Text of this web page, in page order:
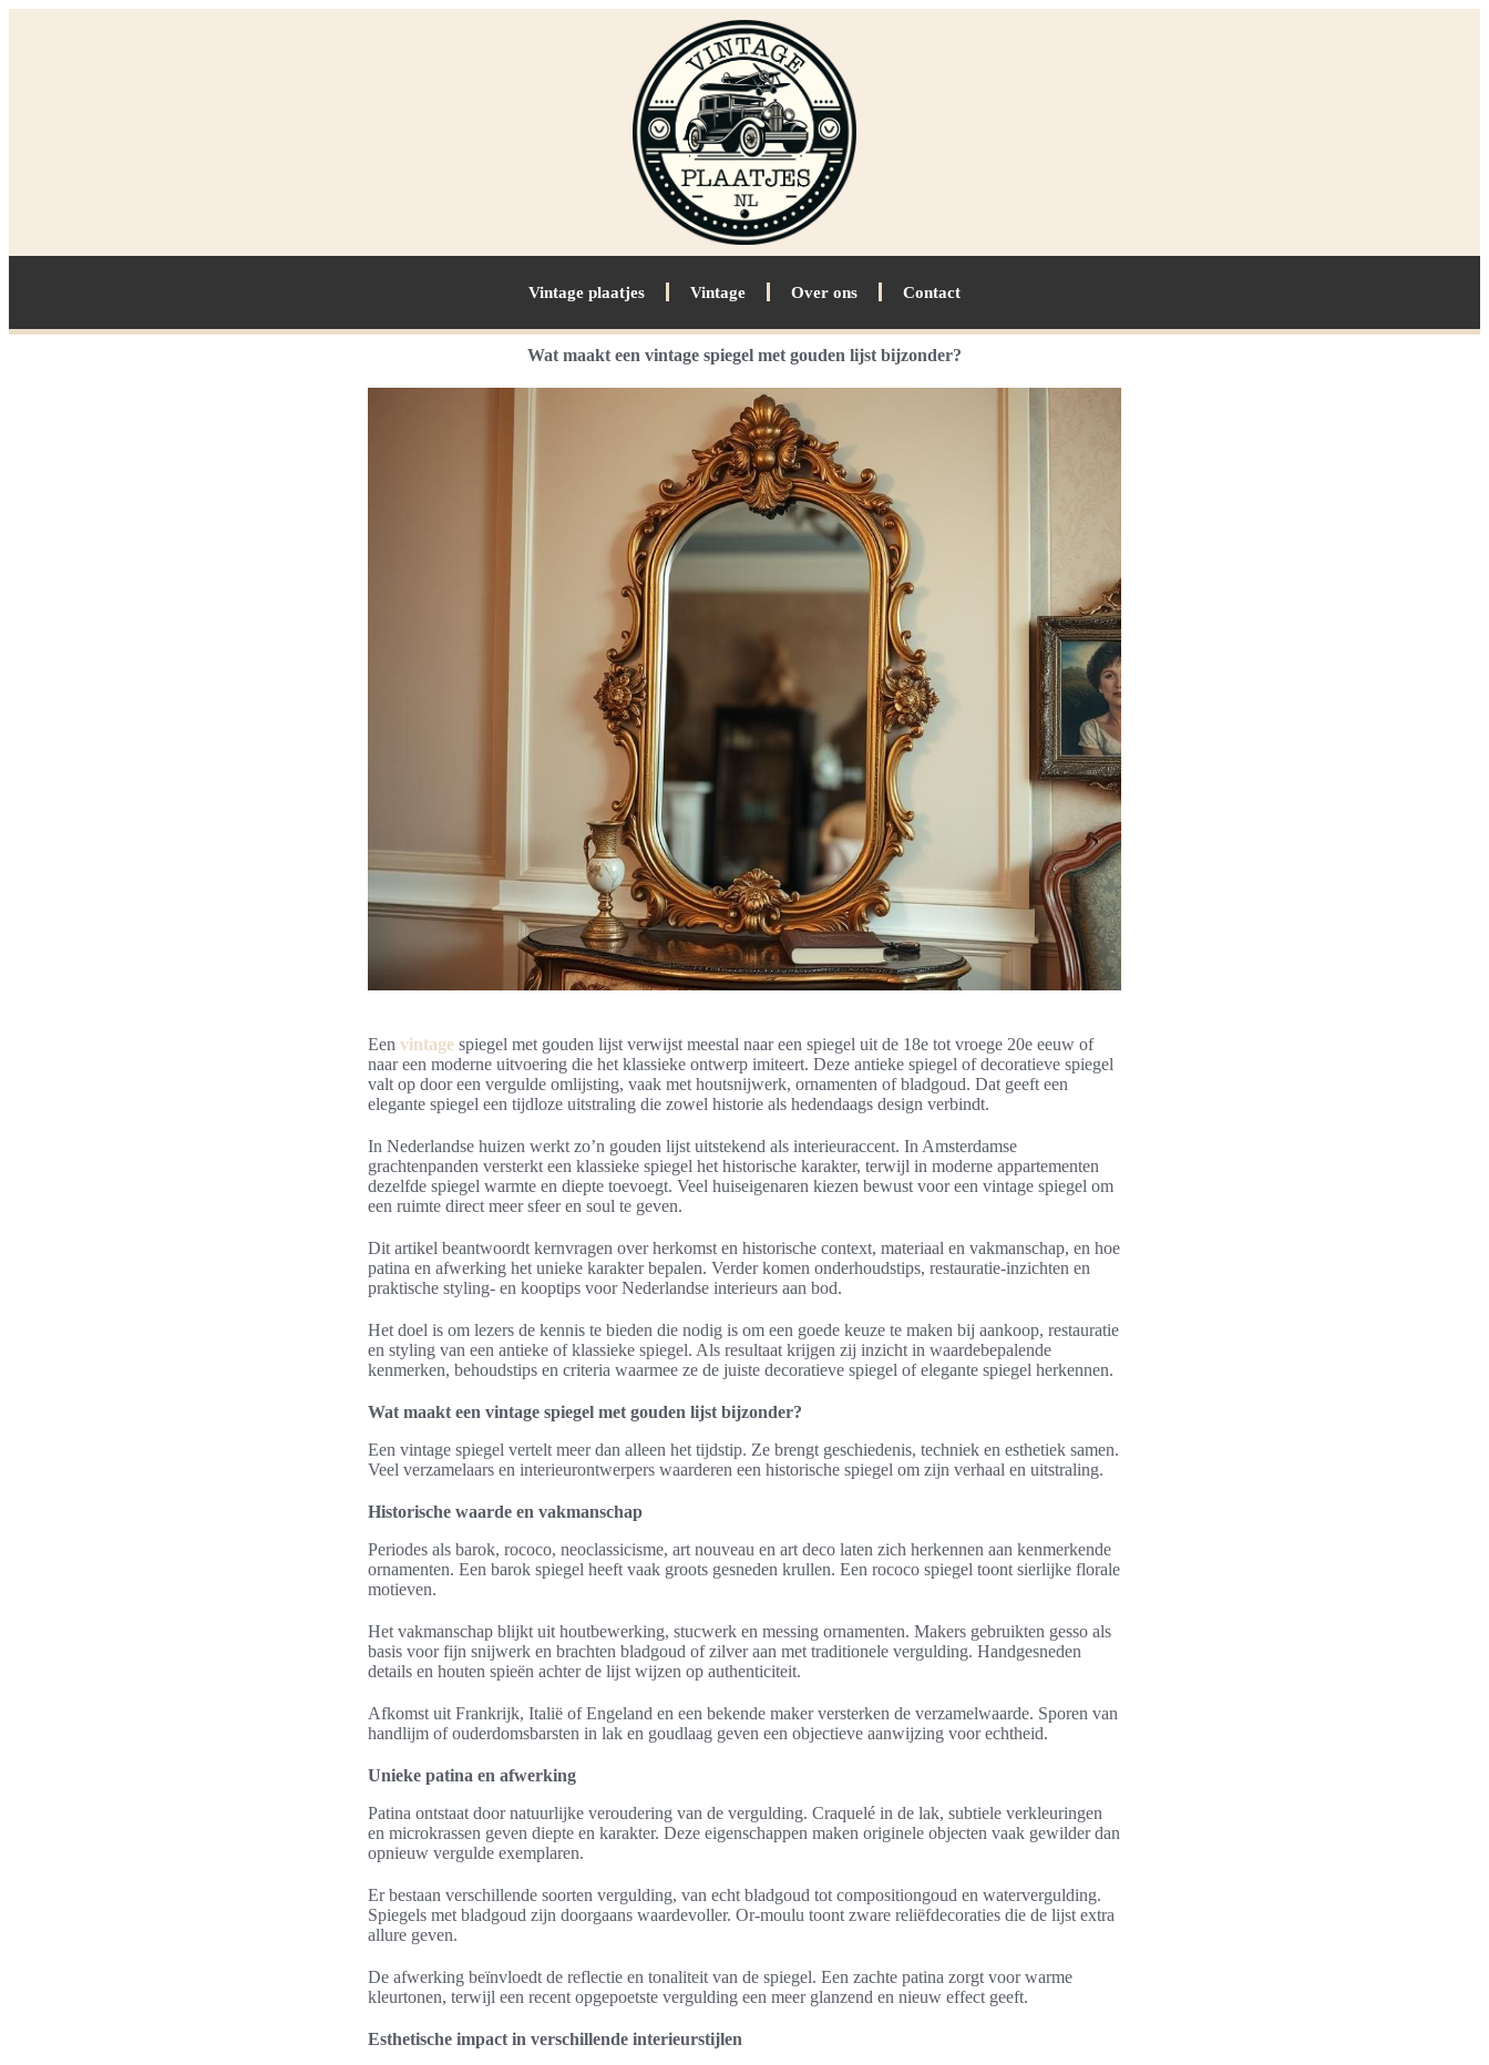
Vintage plaatjes Vintage Over ons Contact
Wat maakt een vintage spiegel met gouden lijst bijzonder?
Een vintage spiegel met gouden lijst verwijst meestal naar een spiegel uit de 18e tot vroege 20e eeuw of
naar een moderne uitvoering die het klassieke ontwerp imiteert. Deze antieke spiegel of decoratieve spiegel
valt op door een vergulde omlijsting, vaak met houtsnijwerk, ornamenten of bladgoud. Dat geeft een
elegante spiegel een tijdloze uitstraling die zowel historie als hedendaags design verbindt.
In Nederlandse huizen werkt zo’n gouden lijst uitstekend als interieuraccent. In Amsterdamse
grachtenpanden versterkt een klassieke spiegel het historische karakter, terwijl in moderne appartementen
dezelfde spiegel warmte en diepte toevoegt. Veel huiseigenaren kiezen bewust voor een vintage spiegel om
een ruimte direct meer sfeer en soul te geven.
Dit artikel beantwoordt kernvragen over herkomst en historische context, materiaal en vakmanschap, en hoe
patina en afwerking het unieke karakter bepalen. Verder komen onderhoudstips, restauratie-inzichten en
praktische styling- en kooptips voor Nederlandse interieurs aan bod.
Het doel is om lezers de kennis te bieden die nodig is om een goede keuze te maken bij aankoop, restauratie
en styling van een antieke of klassieke spiegel. Als resultaat krijgen zij inzicht in waardebepalende
kenmerken, behoudstips en criteria waarmee ze de juiste decoratieve spiegel of elegante spiegel herkennen.
Wat maakt een vintage spiegel met gouden lijst bijzonder?
Een vintage spiegel vertelt meer dan alleen het tijdstip. Ze brengt geschiedenis, techniek en esthetiek samen.
Veel verzamelaars en interieurontwerpers waarderen een historische spiegel om zijn verhaal en uitstraling.
Historische waarde en vakmanschap
Periodes als barok, rococo, neoclassicisme, art nouveau en art deco laten zich herkennen aan kenmerkende
ornamenten. Een barok spiegel heeft vaak groots gesneden krullen. Een rococo spiegel toont sierlijke florale
motieven.
Het vakmanschap blijkt uit houtbewerking, stucwerk en messing ornamenten. Makers gebruikten gesso als
basis voor fijn snijwerk en brachten bladgoud of zilver aan met traditionele vergulding. Handgesneden
details en houten spieën achter de lijst wijzen op authenticiteit.
Afkomst uit Frankrijk, Italië of Engeland en een bekende maker versterken de verzamelwaarde. Sporen van
handlijm of ouderdomsbarsten in lak en goudlaag geven een objectieve aanwijzing voor echtheid.
Unieke patina en afwerking
Patina ontstaat door natuurlijke veroudering van de vergulding. Craquelé in de lak, subtiele verkleuringen
en microkrassen geven diepte en karakter. Deze eigenschappen maken originele objecten vaak gewilder dan
opnieuw vergulde exemplaren.
Er bestaan verschillende soorten vergulding, van echt bladgoud tot compositiongoud en watervergulding.
Spiegels met bladgoud zijn doorgaans waardevoller. Or-moulu toont zware reliëfdecoraties die de lijst extra
allure geven.
De afwerking beïnvloedt de reflectie en tonaliteit van de spiegel. Een zachte patina zorgt voor warme
kleurtonen, terwijl een recent opgepoetste vergulding een meer glanzend en nieuw effect geeft.
Esthetische impact in verschillende interieurstijlen